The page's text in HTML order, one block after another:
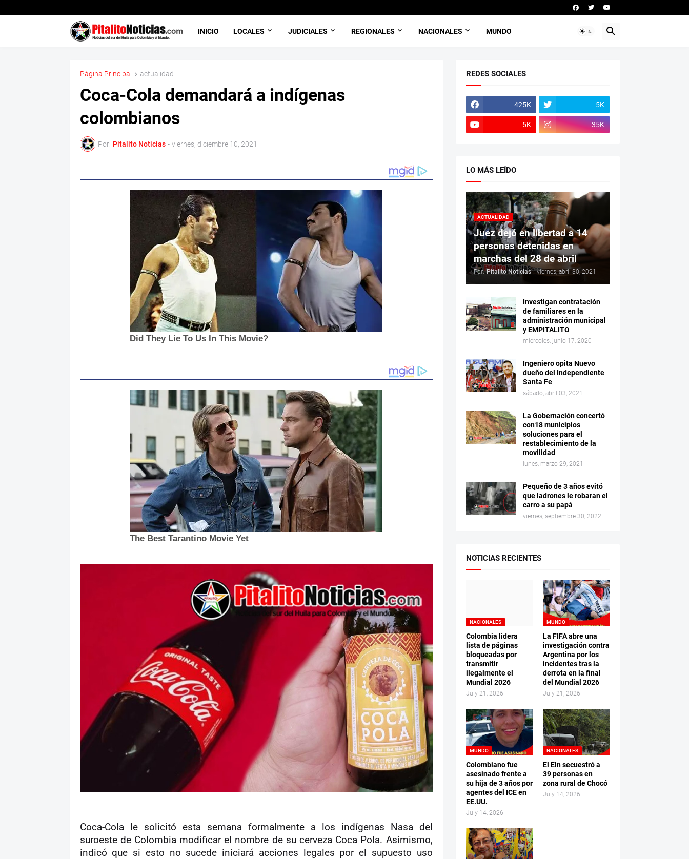
INICIO LOCALES JUDICIALES REGIONALES NACIONALES MUNDO
Página Principal actualidad
Coca-Cola demandará a indígenas
colombianos
Por: Pitalito Noticias - viernes, diciembre 10, 2021
Coca-Cola le solicitó esta semana formalmente a los indígenas Nasa del
suroeste de Colombia modificar el nombre de su cerveza Coca Pola. Asimismo,
indicó que si esto no sucede iniciará acciones legales por el supuesto uso
REDES SOCIALES
425K 5K
5K 35K
LO MÁS LEÍDO
ACTUALIDAD
Juez dejó en libertad a 14
personas detenidas en
marchas del 28 de abril
Por: Pitalito Noticias - viernes, abril 30, 2021
Investigan contratación
de familiares en la
administración municipal
y EMPITALITO
miércoles, junio 17, 2020
Ingeniero opita Nuevo
dueño del Independiente
Santa Fe
sábado, abril 03, 2021
La Gobernación concertó
con18 municipios
soluciones para el
restablecimiento de la
movilidad
lunes, marzo 29, 2021
Pequeño de 3 años evitó
que ladrones le robaran el
carro a su papá
viernes, septiembre 30, 2022
NOTICIAS RECIENTES
NACIONALES
Colombia lidera
lista de páginas
bloqueadas por
transmitir
ilegalmente el
Mundial 2026
July 21, 2026
MUNDO
La FIFA abre una
investigación contra
Argentina por los
incidentes tras la
derrota en la final
del Mundial 2026
July 21, 2026
MUNDO
Colombiano fue
asesinado frente a
su hija de 3 años por
agentes del ICE en
EE.UU.
July 14, 2026
NACIONALES
El Eln secuestró a
39 personas en
zona rural de Chocó
July 14, 2026